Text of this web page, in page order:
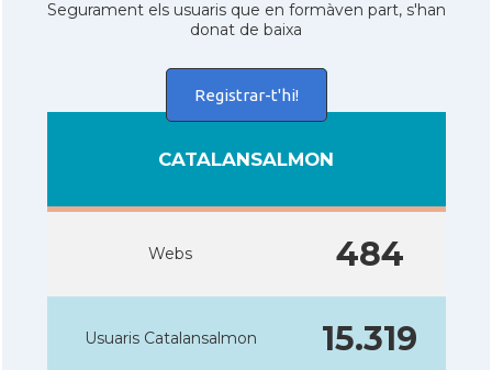
Segurament els usuaris que en formàven part, s'han
donat de baixa
Registrar-t'hi!
CATALANSALMON
Webs 484
Usuaris Catalansalmon 15.319